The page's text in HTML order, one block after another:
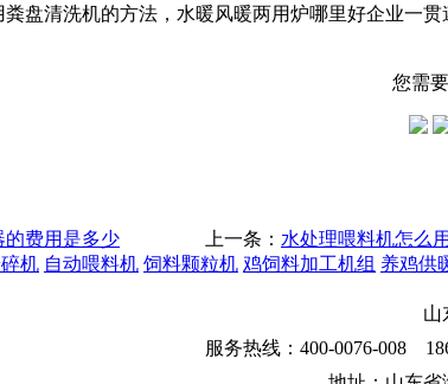
盘清洗机的方法，水暖风暖两用炉哪里好企业一
您需
的费用是多少 上一条： 水处理喂料机怎么用
机 自动喂料机 饲料颗粒机 鸡饲料加工机组 养鸡供
山
服务热线：400-0076-008